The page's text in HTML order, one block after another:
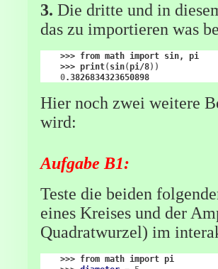
3. Die dritte und in
das zu importieren was
>>> from math import sin,
>>> print(sin(pi/8))
0
Hier noch zwei weitere
wird:
Aufgabe B1:
Teste die beiden
eines Kreises und der
Quadratwurzel) im
>>> from math import